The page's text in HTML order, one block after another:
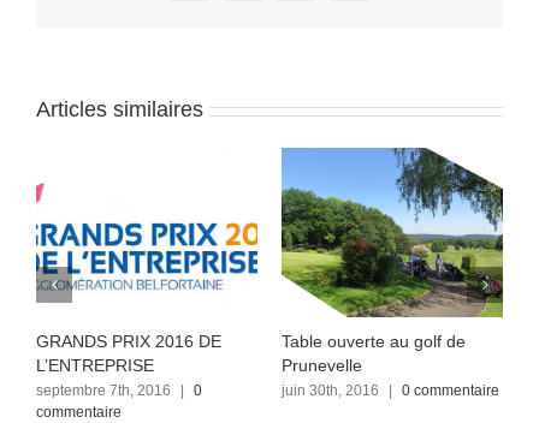
Articles similaires
GRANDS PRIX 2016 DE
L’ENTREPRISE
septembre 7th, 2016 |
0
commentaire
Table ouverte au golf de
Prunevelle
juin 30th, 2016 | 0 commentaire